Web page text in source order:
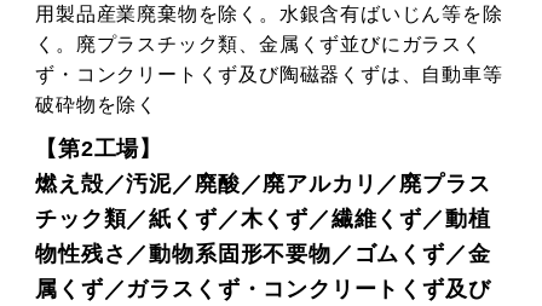
用製品産業廃棄物を除く。水銀含有ばいじん等を除
く。廃プラスチック類、金属くず並びにガラスく
ず・コンクリートくず及び陶磁器くずは、自動車等
破砕物を除く
【第2工場】
燃え殻／汚泥／廃酸／廃アルカリ／廃プラス
チック類／紙くず／木くず／繊維くず／動植
物性残さ／動物系固形不要物／ゴムくず／金
属くず／ガラスくず・コンクリートくず及び